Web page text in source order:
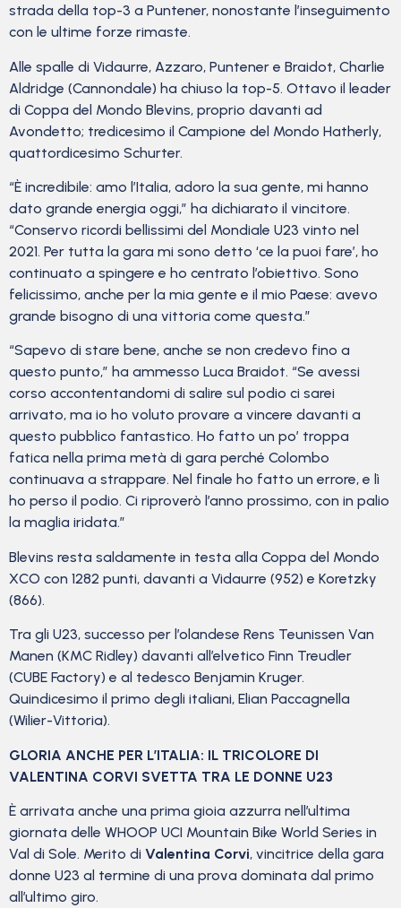
strada della top-3 a Puntener, nonostante l’inseguimento
con le ultime forze rimaste.
Alle spalle di Vidaurre, Azzaro, Puntener e Braidot, Charlie
Aldridge (Cannondale) ha chiuso la top-5. Ottavo il leader
di Coppa del Mondo Blevins, proprio davanti ad
Avondetto; tredicesimo il Campione del Mondo Hatherly,
quattordicesimo Schurter.
“È incredibile: amo l’Italia, adoro la sua gente, mi hanno
dato grande energia oggi,” ha dichiarato il vincitore.
“Conservo ricordi bellissimi del Mondiale U23 vinto nel
2021. Per tutta la gara mi sono detto ‘ce la puoi fare’, ho
continuato a spingere e ho centrato l’obiettivo. Sono
felicissimo, anche per la mia gente e il mio Paese: avevo
grande bisogno di una vittoria come questa.”
“Sapevo di stare bene, anche se non credevo fino a
questo punto,” ha ammesso Luca Braidot. “Se avessi
corso accontentandomi di salire sul podio ci sarei
arrivato, ma io ho voluto provare a vincere davanti a
questo pubblico fantastico. Ho fatto un po’ troppa
fatica nella prima metà di gara perché Colombo
continuava a strappare. Nel finale ho fatto un errore, e lì
ho perso il podio. Ci riproverò l’anno prossimo, con in palio
la maglia iridata.”
Blevins resta saldamente in testa alla Coppa del Mondo
XCO con 1282 punti, davanti a Vidaurre (952) e Koretzky
(866).
Tra gli U23, successo per l’olandese Rens Teunissen Van
Manen (KMC Ridley) davanti all’elvetico Finn Treudler
(CUBE Factory) e al tedesco Benjamin Kruger.
Quindicesimo il primo degli italiani, Elian Paccagnella
(Wilier-Vittoria).
GLORIA ANCHE PER L’ITALIA: IL TRICOLORE DI
VALENTINA CORVI SVETTA TRA LE DONNE U23
È arrivata anche una prima gioia azzurra nell’ultima
giornata delle WHOOP UCI Mountain Bike World Series in
Val di Sole. Merito di Valentina Corvi, vincitrice della gara
donne U23 al termine di una prova dominata dal primo
all’ultimo giro.